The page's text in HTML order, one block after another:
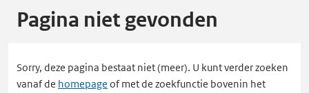
Pagina niet gevonden
Sorry, deze pagina bestaat niet (meer). U kunt verder zoeken
vanaf de homepage of met de zoekfunctie bovenin het